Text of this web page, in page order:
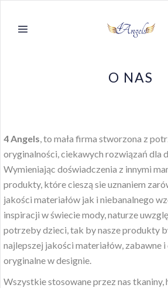
O NAS
4 Angels, to mała firma stworzona z
oryginalności, ciekawych rozwiązań dla
Wymieniając doświadczenia z innymi
produkty, które cieszą sie uznaniem
jakości materiałów jak i niebanalnego
inspiracji w świecie mody, naturze
potrzeby dzieci, tak by nasze produkty
najlepszej jakości materiałów, zabawne
oryginalne w designie.
Wszystkie stosowane przez nas tkaniny,